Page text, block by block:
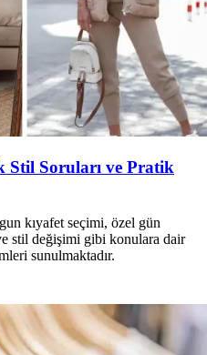
Stil Soruları ve Pratik
kıyafet seçimi, özel gün
stil değişimi gibi konulara dair
sunulmaktadır.